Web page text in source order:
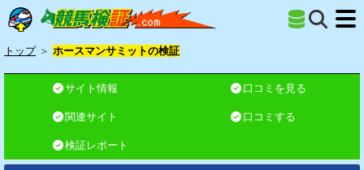
トップ ＞ ホースマンサミットの検証
サイト情報 口コミを見る
関連サイト 口コミする
検証レポート